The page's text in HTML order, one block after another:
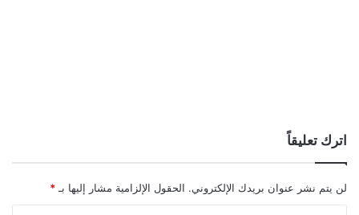
اترك تعليقاً
لن يتم نشر عنوان بريدك الإلكتروني. الحقول الإلزامية مشار إليها بـ *